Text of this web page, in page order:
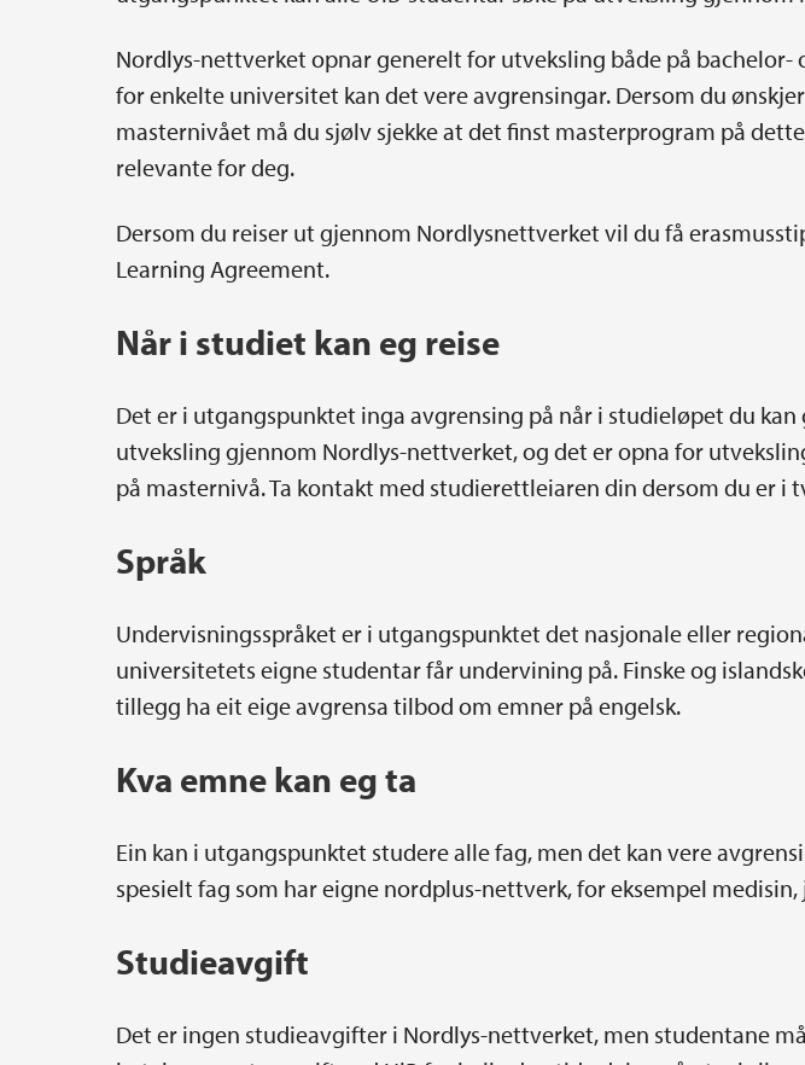
Nordlys-nettverket opnar generelt for utveksling både på bachelor-
for enkelte universitet kan det vere avgrensingar. Dersom du
masternivået må du sjølv sjekke at det finst masterprogram på
relevante for deg.
Dersom du reiser ut gjennom Nordlysnettverket vil du få
Learning Agreement.
Når i studiet kan eg reise
Det er i utgangspunktet inga avgrensing på når i studieløpet du
utveksling gjennom Nordlys-nettverket, og det er opna for
på masternivå. Ta kontakt med studierettleiaren din dersom du er i
Språk
Undervisningsspråket er i utgangspunktet det nasjonale eller
universitetets eigne studentar får undervining på. Finske og
tillegg ha eit eige avgrensa tilbod om emner på engelsk.
Kva emne kan eg ta
Ein kan i utgangspunktet studere alle fag, men det kan vere
spesielt fag som har eigne nordplus-nettverk, for eksempel medisin,
Studieavgift
Det er ingen studieavgifter i Nordlys-nettverket, men studentane